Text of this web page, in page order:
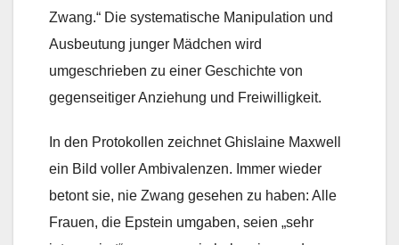
Zwang.“ Die systematische Manipulation und
Ausbeutung junger Mädchen wird
umgeschrieben zu einer Geschichte von
gegenseitiger Anziehung und Freiwilligkeit.
In den Protokollen zeichnet Ghislaine Maxwell
ein Bild voller Ambivalenzen. Immer wieder
betont sie, nie Zwang gesehen zu haben: Alle
Frauen, die Epstein umgaben, seien „sehr